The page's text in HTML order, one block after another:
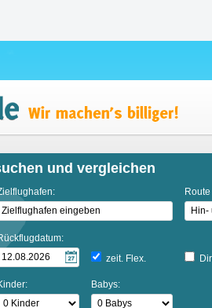
und vergleichen
Route
zeit. Flex.
Babys: